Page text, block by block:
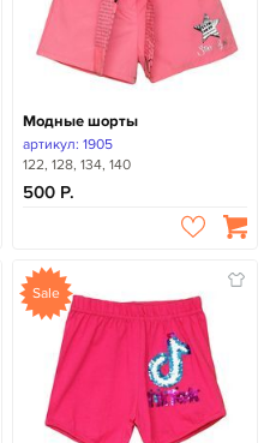
Модные шорты
артикул: 1905
122, 128, 134, 140
500
Sale